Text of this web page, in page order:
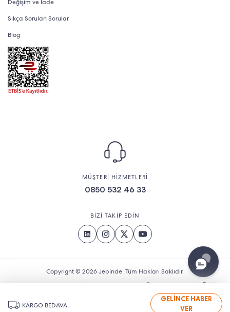
KARGO BEDAVA
GELİNCE HABER
VER
Değişim ve İade
Sıkça Sorulan Sorular
Blog
MÜŞTERİ HİZMETLERİ
0850 532 46 33
BİZİ TAKİP EDİN
Copyright © 2026 Jebinde. Tüm Hakları Saklıdır.